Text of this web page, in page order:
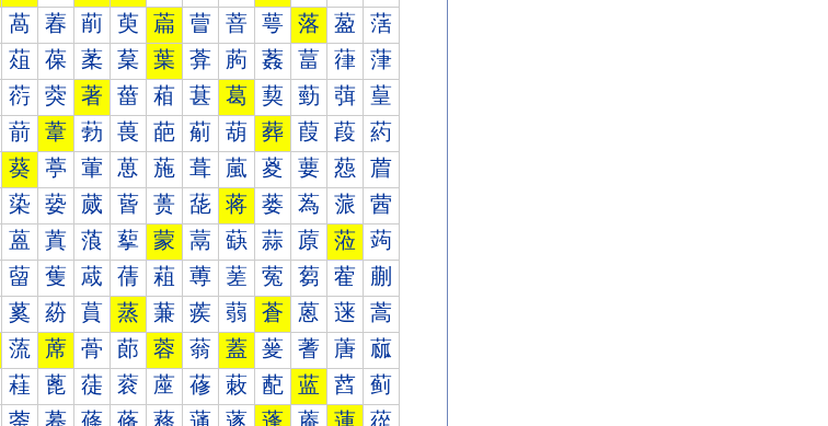
萵 萶 萷 萸 萹 萺 萻 萼 落 萾 萿
葅 葆 葇 葈 葉 葊 葋 葌 葍 葎 葏
葕 葖 著 葘 葙 葚 葛 葜 葝 葞 葟
葥 葦 葧 葨 葩 葪 葫 葬 葭 葮 葯
葵 葶 葷 葸 葹 葺 葻 葼 葽 葾 葿
蒅 蒆 蒇 蒈 蒉 蒊 蒋 蒌 蒍 蒎 蒏
蒕 蒖 蒗 蒘 蒙 蒚 蒛 蒜 蒝 蒞 蒟
蒥 蒦 蒧 蒨 蒩 蒪 蒫 蒬 蒭 蒮 蒯
蒵 蒶 蒷 蒸 蒹 蒺 蒻 蒼 蒽 蒾 蒿
蓅 蓆 蓇 蓈 蓉 蓊 蓋 蓌 蓍 蓎 蓏
蓕 蓖 蓗 蓘 蓙 蓚 蓛 蓜 蓝 蓞 蓟
蓥 蓦 蓧 蓨 蓩 蓪 蓫 蓬 蓭 蓮 蓯